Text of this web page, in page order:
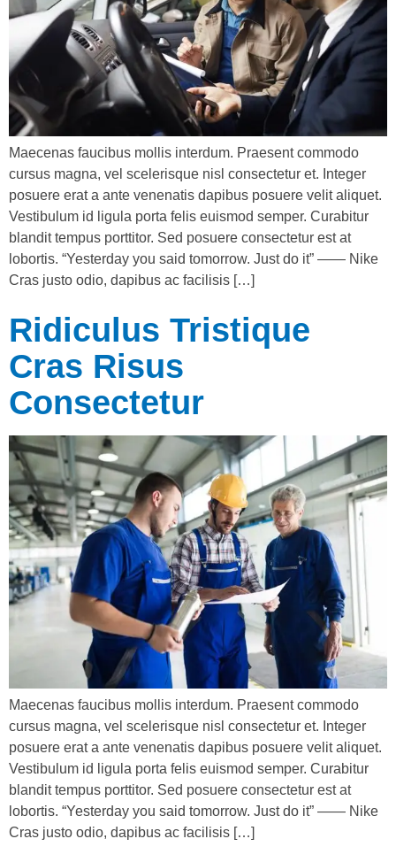
Maecenas faucibus mollis interdum. Praesent commodo
cursus magna, vel scelerisque nisl consectetur et. Integer
posuere erat a ante venenatis dapibus posuere velit aliquet.
Vestibulum id ligula porta felis euismod semper. Curabitur
blandit tempus porttitor. Sed posuere consectetur est at
lobortis. “Yesterday you said tomorrow. Just do it” —— Nike
Cras justo odio, dapibus ac facilisis […]
Ridiculus Tristique
Cras Risus
Consectetur
Maecenas faucibus mollis interdum. Praesent commodo
cursus magna, vel scelerisque nisl consectetur et. Integer
posuere erat a ante venenatis dapibus posuere velit aliquet.
Vestibulum id ligula porta felis euismod semper. Curabitur
blandit tempus porttitor. Sed posuere consectetur est at
lobortis. “Yesterday you said tomorrow. Just do it” —— Nike
Cras justo odio, dapibus ac facilisis […]